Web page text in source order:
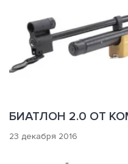
БИАТЛОН 2.0 ОТ
23 декабря 2016